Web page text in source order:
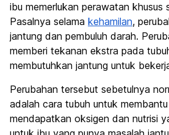
ibu memerlukan perawatan khusus
Pasalnya selama kehamilan,
jantung dan pembuluh darah.
memberi tekanan ekstra pada
membutuhkan jantung untuk
Perubahan tersebut sebetulnya
adalah cara tubuh untuk
mendapatkan oksigen dan nutrisi